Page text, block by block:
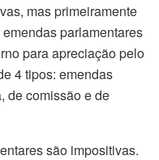
mas primeiramente
parlamentares
para apreciação pelo
4 tipos: emendas
de comissão e de
são impositivas.